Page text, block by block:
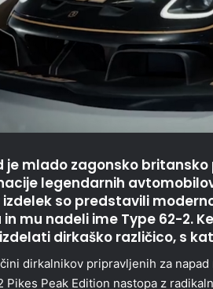
je mlado zagonsko
legendarnih
izdelek so predstavili
mu nadeli ime Type 62-2.
dirkaško različico, s
dirkalnikov pripravljenih za
Pikes Peak Edition nastopa z